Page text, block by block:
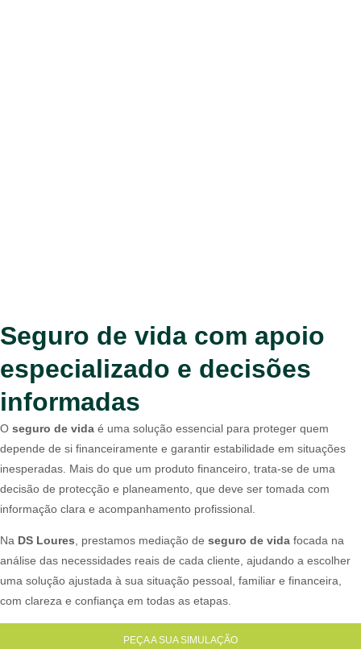
Seguro de vida com apoio
especializado e decisões
informadas
O seguro de vida é uma solução essencial para proteger quem
depende de si financeiramente e garantir estabilidade em situações
inesperadas. Mais do que um produto financeiro, trata-se de uma
decisão de protecção e planeamento, que deve ser tomada com
informação clara e acompanhamento profissional.
Na DS Loures, prestamos mediação de seguro de vida focada na
análise das necessidades reais de cada cliente, ajudando a escolher
uma solução ajustada à sua situação pessoal, familiar e financeira,
com clareza e confiança em todas as etapas.
PEÇA A SUA SIMULAÇÃO